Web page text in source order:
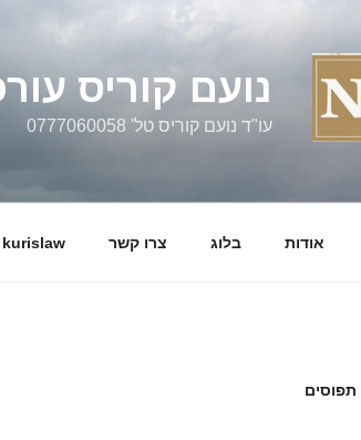
נועם קוריס
עו"ד נועם קוריס טל' 0777060058
אודות בלוג צרו קשר kurislaw
תפוסים